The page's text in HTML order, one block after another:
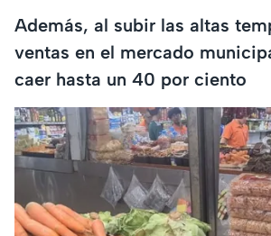
Además, al subir las altas
ventas en el mercado
caer hasta un 40 por ciento